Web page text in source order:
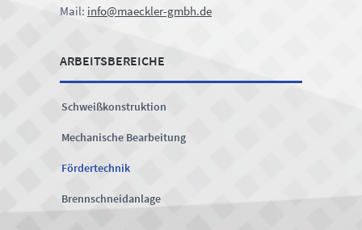
Mail: info@maeckler-gmbh.de
ARBEITSBEREICHE
Schweißkonstruktion
Mechanische Bearbeitung
Fördertechnik
Brennschneidanlage